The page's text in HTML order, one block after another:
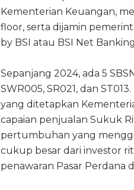
Kementerian Keuangan,
floor, serta dijamin
by BSI atau BSI Net
Sepanjang 2024, ada 5
SWR005, SR021, dan
yang ditetapkan
capaian penjualan Sukuk
pertumbuhan yang
cukup besar dari investor
penawaran Pasar Perdana